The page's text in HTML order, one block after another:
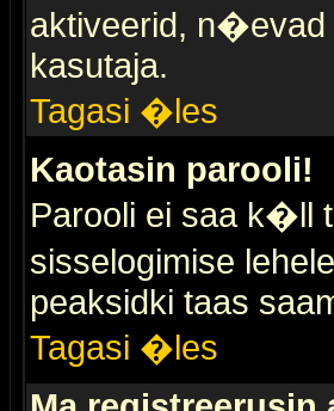
aktiveerid, n�evad
kasutaja.
Tagasi �les
Kaotasin parooli!
Parooli ei saa k�ll
sisselogimise
peaksidki taas
Tagasi �les